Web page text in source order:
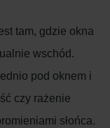
tam, gdzie okna
wschód.
pod oknem i
czy rażenie
słońca.